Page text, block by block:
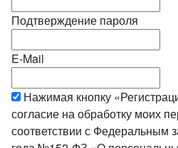
Подтверждение пароля
E-Mail
Нажимая кнопку
согласие на обработку моих
соответствии с Федеральным